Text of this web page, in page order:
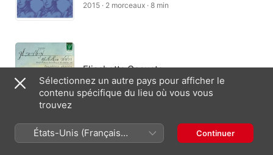
2015 · 2 morceaux · 8 min
Elisabetta Gesuato
2025 · 1 morceau · 1 min
Philharmonia Hungarica, Antal
Sélectionnez un autre pays pour afficher le
contenu spécifique du lieu où vous vous
trouvez
États-Unis (Français
France)
Continuer